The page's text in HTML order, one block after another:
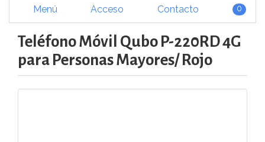
Menú Acceso Contacto 0
Teléfono Móvil Qubo P-220RD 4G
para Personas Mayores/ Rojo